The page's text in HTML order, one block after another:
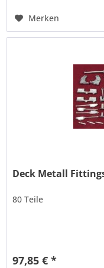
Merken
Deck Metall
80 Teile
97,85 € *